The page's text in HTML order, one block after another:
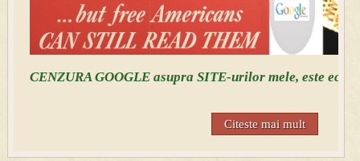
CENZURA GOOGLE asupra SITE-urilor mele, este
Citeste mai mult